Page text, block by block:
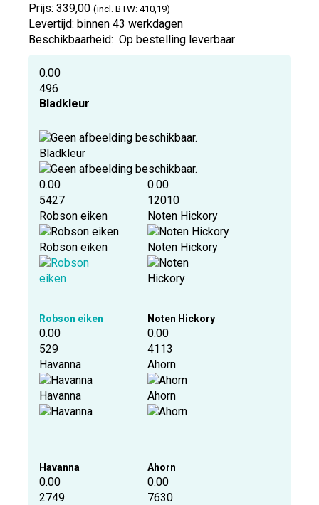
Prijs: 339,00 (incl. BTW: 410,19)
Levertijd: binnen 43 werkdagen
Beschikbaarheid: Op bestelling leverbaar
0.00
496
Bladkleur
Bladkleur
0.00
5427
Robson eiken
Robson eiken
Robson eiken
0.00
12010
Noten Hickory
Noten Hickory
Noten Hickory
0.00
529
Havanna
Havanna
Havanna
0.00
4113
Ahorn
Ahorn
Ahorn
0.00
2749
0.00
7630